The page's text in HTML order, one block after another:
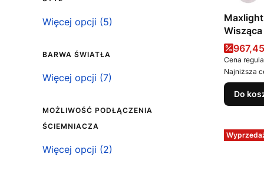
Styl
Więcej opcji (5)
BARWA ŚWIATŁA
Barwa światła
Więcej opcji (7)
MOŻLIWOŚĆ PODŁĄCZENIA
ŚCIEMNIACZA
Możliwość podłączenia ściemniacza
Więcej opcji (2)
Wisząca
Cena
Cena
Najniższa
Do